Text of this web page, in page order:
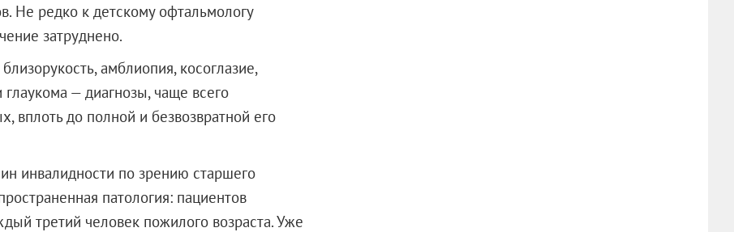
Не редко к детскому офтальмологу
затруднено.
амблиопия, косоглазие,
— диагнозы, чаще всего
до полной и безвозвратной его
инвалидности по зрению старшего
патология: пациентов
третий человек пожилого возраста. Уже